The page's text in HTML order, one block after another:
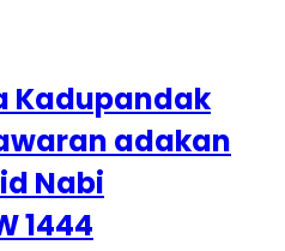
Kadupandak
adakan
Nabi
1444